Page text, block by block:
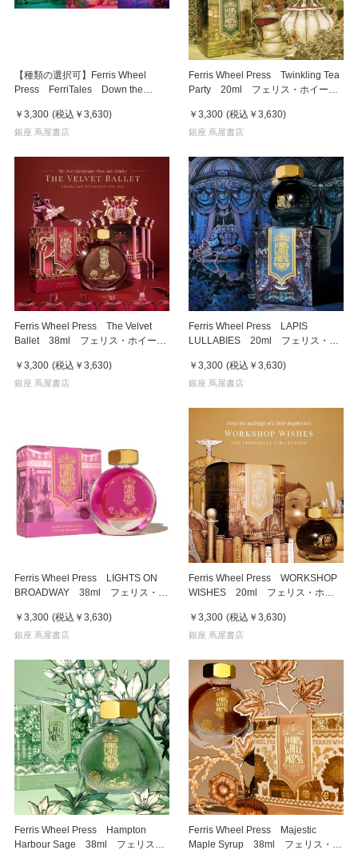
【種類の選択可】Ferris Wheel
Press FerriTales Down the
イール・プレス 万年筆インク
￥3,300 (税込 ￥3,630)
銀座 蔦屋書店
Ferris Wheel Press Twinkling Tea
Party 20ml フェリス・ホイー
￥3,300 (税込 ￥3,630)
銀座 蔦屋書店
Ferris Wheel Press The Velvet
Ballet 38ml フェリス・ホイー
￥3,300 (税込 ￥3,630)
銀座 蔦屋書店
Ferris Wheel Press LAPIS
LULLABIES 20ml フェリス・ホ
￥3,300 (税込 ￥3,630)
銀座 蔦屋書店
Ferris Wheel Press LIGHTS ON
BROADWAY 38ml フェリス・ホ
￥3,300 (税込 ￥3,630)
銀座 蔦屋書店
Ferris Wheel Press WORKSHOP
WISHES 20ml フェリス・ホイ
￥3,300 (税込 ￥3,630)
銀座 蔦屋書店
Ferris Wheel Press Hampton
Harbour Sage 38ml フェリス・
Ferris Wheel Press Majestic
Maple Syrup 38ml フェリス・ホ